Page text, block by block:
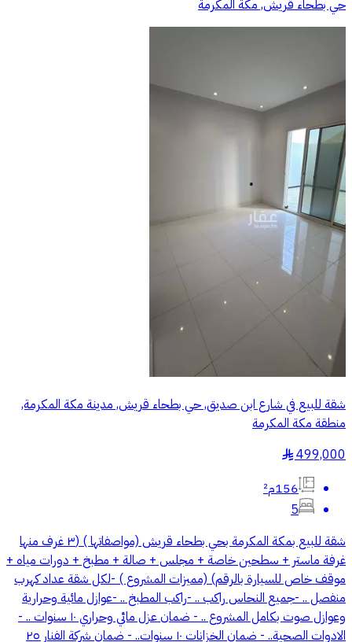
حي بطحاء قريش, مكة المكرمة
شقة للبيع في شارع ابن صديق, حي بطحاء قريش, مدينة مكة المكرمة,
منطقة مكة المكرمة
499,000
§
156م²
5
شقة للبيع بمكة المكرمة بحي بطحاء قريش (مواصفاتها ) (٣ غرف منها
غرفة ماستر + سطحين خاصة + مجلس + صالة + مطبخ + دورات مياه +
موقف خاص للسيارة بالرقم) (مميزات المشروع ) -لكل شقة عداد كهرب
منفصل .. -جميع النحاس راكب .. -راكب المطبخ .. -عوازل مائية وحرارية
وعوازل صوت بكامل المشروع .. - ضمان عزل مائي وحراري ١٠ سنوات .. -
⁠الادوات الصحية.. - ⁠ضمان الخزانات ١٠ سنوات.. - ⁠ضمان شركة الفنار ٢٥